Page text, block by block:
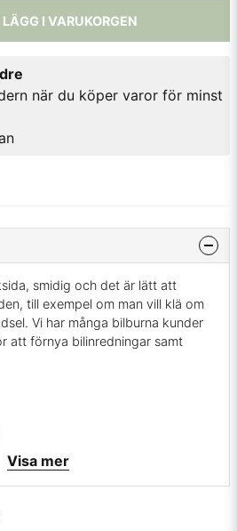
LÄGG I VARUKORGEN
när du köper varor för minst
smidig och det är lätt att
till exempel om man vill klä om
Vi har många bilburna kunder
att förnya bilinredningar samt
21% bomull
Visa mer